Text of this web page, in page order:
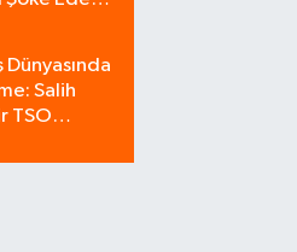
Polis
Salih
TSO